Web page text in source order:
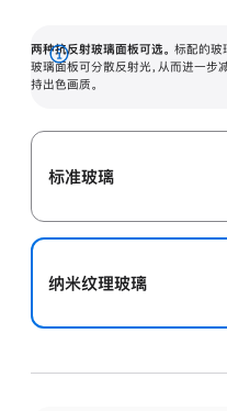
两种抗反射玻璃面板可选。 标配的玻
玻璃面板可分散反射光，从而进一步
持出色画质。
展
开
标准玻璃
纳米纹理玻璃